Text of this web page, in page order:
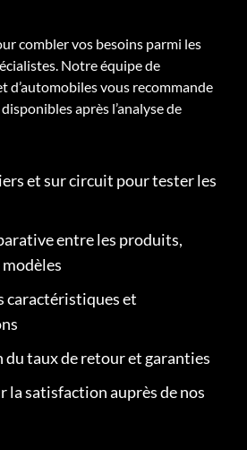
combler vos besoins parmi les
Notre équipe de
d’automobiles vous recommande
après l’analyse de
et sur circuit pour tester les
entre les produits,
caractéristiques et
taux de retour et garanties
la satisfaction auprès de nos